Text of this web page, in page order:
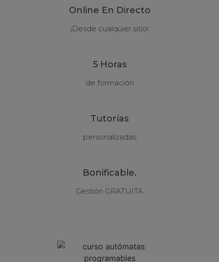
Online En Directo
¡Desde cualquier sitio!
5 Horas
de formación
Tutorías
personalizadas
Bonificable.
Gestión GRATUITA